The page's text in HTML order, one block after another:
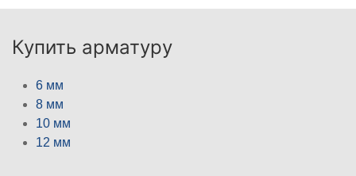
Купить арматуру
6 мм
8 мм
10 мм
12 мм